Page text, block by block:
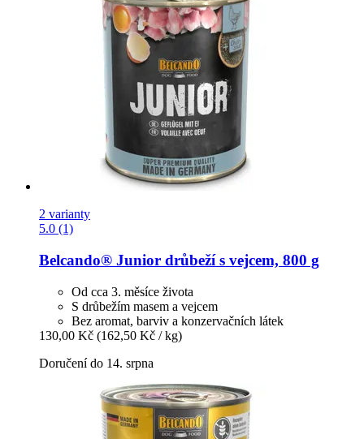
2 varianty
5.0 (1)
Belcando® Junior drůbeží s vejcem, 800 g
Od cca 3. měsíce života
S drůbežím masem a vejcem
Bez aromat, barviv a konzervačních látek
130,00 Kč (162,50 Kč / kg)
Doručení do 14. srpna